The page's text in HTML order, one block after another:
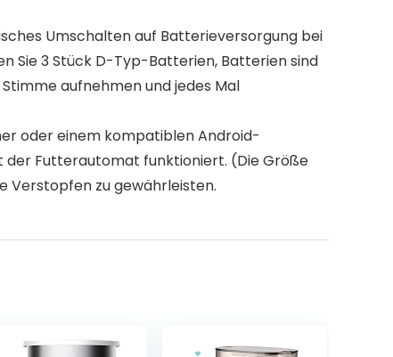
Umschalten auf Batterieversorgung bei
Sie 3 Stück D-Typ-Batterien, Batterien sind
aufnehmen und jedes Mal
oder einem kompatiblen Android-
der Futterautomat funktioniert. (Die Größe
Verstopfen zu gewährleisten.